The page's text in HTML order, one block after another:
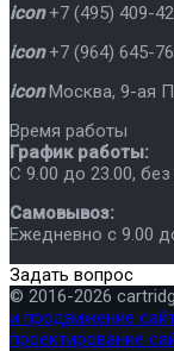
icon +7 (495) 409-
icon +7 (964) 645-
icon Москва, 9-ая
Время работы
График работы:
C 9.00 до 23.00,
Самовывоз:
Ежедневно с 9.00
Задать вопрос
© 2016-2026
и продвижение
проектирование